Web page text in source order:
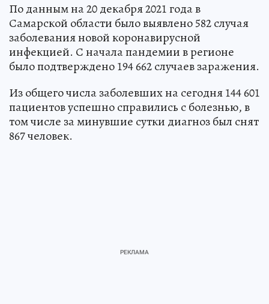
По данным на 20 декабря 2021 года в
Самарской области было выявлено 582 случая
заболевания новой коронавирусной
инфекцией. С начала пандемии в регионе
было подтверждено 194 662 случаев заражения.
Из общего числа заболевших на сегодня 144 601
пациентов успешно справились с болезнью, в
том числе за минувшие сутки диагноз был снят
867 человек.